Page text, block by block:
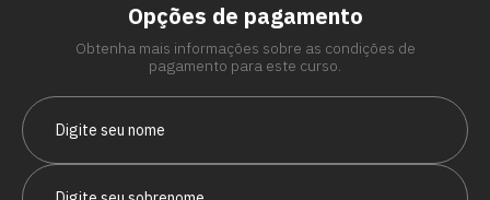
Opções de pagamento
Obtenha mais informações sobre as condições de
pagamento para este curso.